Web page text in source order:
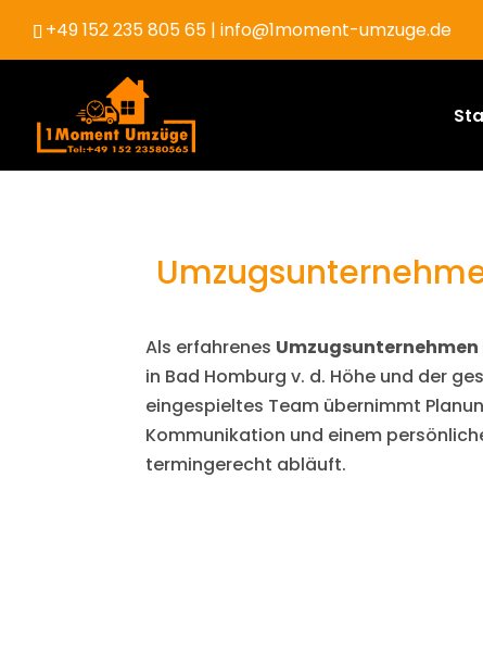
+49 152 235 805 65 | info@1moment-umzuge.de
Als erfahrenes
in Bad Homburg v. d. Höhe und der
eingespieltes Team übernimmt
Kommunikation und einem
termingerecht abläuft.